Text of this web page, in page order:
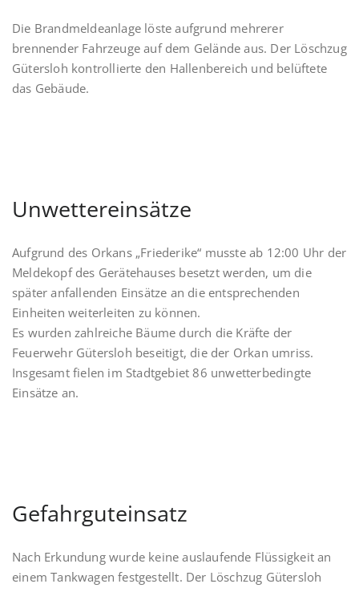
Die Brandmeldeanlage löste aufgrund mehrerer
brennender Fahrzeuge auf dem Gelände aus. Der Löschzug
Gütersloh kontrollierte den Hallenbereich und belüftete
das Gebäude.
Unwettereinsätze
Aufgrund des Orkans „Friederike“ musste ab 12:00 Uhr der
Meldekopf des Gerätehauses besetzt werden, um die
später anfallenden Einsätze an die entsprechenden
Einheiten weiterleiten zu können.
Es wurden zahlreiche Bäume durch die Kräfte der
Feuerwehr Gütersloh beseitigt, die der Orkan umriss.
Insgesamt fielen im Stadtgebiet 86 unwetterbedingte
Einsätze an.
Gefahrguteinsatz
Nach Erkundung wurde keine auslaufende Flüssigkeit an
einem Tankwagen festgestellt. Der Löschzug Gütersloh